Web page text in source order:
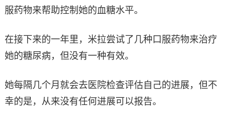
服药物来帮助控制她的血糖水平。
在接下来的一年里，米拉尝试了几种口服药物来治疗
她的糖尿病，但没有一种有效。
她每隔几个月就会去医院检查评估自己的进展，但不
幸的是，从来没有任何进展可以报告。